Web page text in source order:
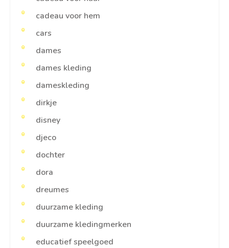
cadeau voor hem
cars
dames
dames kleding
dameskleding
dirkje
disney
djeco
dochter
dora
dreumes
duurzame kleding
duurzame kledingmerken
educatief speelgoed